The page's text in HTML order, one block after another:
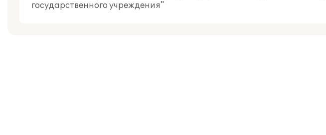
государственного учреждения"